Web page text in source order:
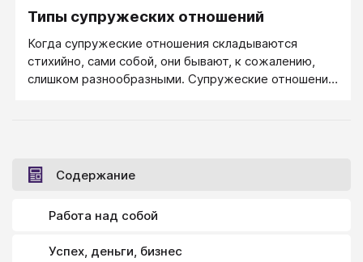
Типы супружеских отношений
Когда супружеские отношения складываются
стихийно, сами собой, они бывают, к сожалению,
слишком разнообразными. Супружеские отношения
Содержание
Работа над собой
Успех, деньги, бизнес